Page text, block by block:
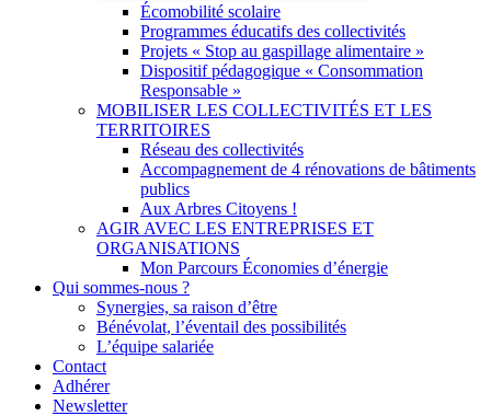
Écomobilité scolaire
Programmes éducatifs des collectivités
Projets « Stop au gaspillage alimentaire »
Dispositif pédagogique « Consommation
Responsable »
MOBILISER LES COLLECTIVITÉS ET LES
TERRITOIRES
Réseau des collectivités
Accompagnement de 4 rénovations de bâtiments
publics
Aux Arbres Citoyens !
AGIR AVEC LES ENTREPRISES ET
ORGANISATIONS
Mon Parcours Économies d’énergie
Qui sommes-nous ?
Synergies, sa raison d’être
Bénévolat, l’éventail des possibilités
L’équipe salariée
Contact
Adhérer
Newsletter